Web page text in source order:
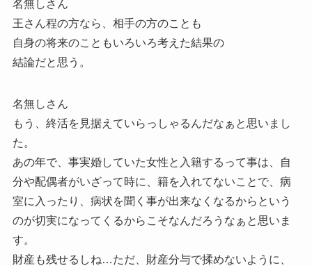
名無しさん
王さん程の方なら、相手の方のことも
自身の将来のこともいろいろ考えた結果の
結論だと思う。
名無しさん
もう、終活を見据えていらっしゃるんだなぁと思いまし
た。
あの年で、事実婚していた女性と入籍するって事は、自
分や配偶者がいざって時に、籍を入れてないことで、病
室に入ったり、病状を聞く事が出来なくなるからという
のが切実になってくるからこそなんだろうなぁと思いま
す。
財産も残せるしね…ただ、財産分与で揉めないように、